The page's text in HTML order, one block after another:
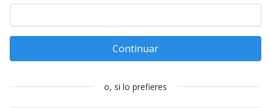
Continuar
o, si lo prefieres